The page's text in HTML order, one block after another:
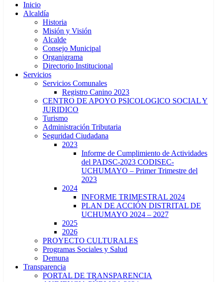
Inicio
Alcaldía
Historia
Misión y Visión
Alcalde
Consejo Municipal
Organigrama
Directorio Institucional
Servicios
Servicios Comunales
Registro Canino 2023
CENTRO DE APOYO PSICOLOGICO SOCIAL Y
JURIDICO
Turismo
Administración Tributaria
Seguridad Ciudadana
2023
Informe de Cumplimiento de Actividades
del PADSC-2023 CODISEC-
UCHUMAYO – Primer Trimestre del
2023
2024
INFORME TRIMESTRAL 2024
PLAN DE ACCIÓN DISTRITAL DE
UCHUMAYO 2024 – 2027
2025
2026
PROYECTO CULTURALES
Programas Sociales y Salud
Demuna
Transparencia
PORTAL DE TRANSPARENCIA